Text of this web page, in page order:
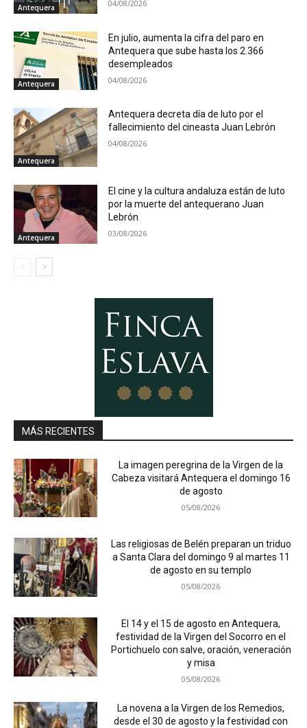
Antequera 04/08/2026
Antequera
En julio, aumenta la cifra del paro en
Antequera que sube hasta los 2.366
desempleados
04/08/2026
Antequera
Antequera decreta día de luto por el
fallecimiento del cineasta Juan Lebrón
04/08/2026
Antequera
El cine y la cultura andaluza están de luto
por la muerte del antequerano Juan
Lebrón
03/08/2026
MÁS RECIENTES
La imagen peregrina de la Virgen de la
Cabeza visitará Antequera el domingo 16
de agosto
05/08/2026
Las religiosas de Belén preparan un triduo
a Santa Clara del domingo 9 al martes 11
de agosto en su templo
05/08/2026
El 14 y el 15 de agosto en Antequera,
festividad de la Virgen del Socorro en el
Portichuelo con salve, oración, veneración
y misa
05/08/2026
La novena a la Virgen de los Remedios,
desde el 30 de agosto y la festividad con